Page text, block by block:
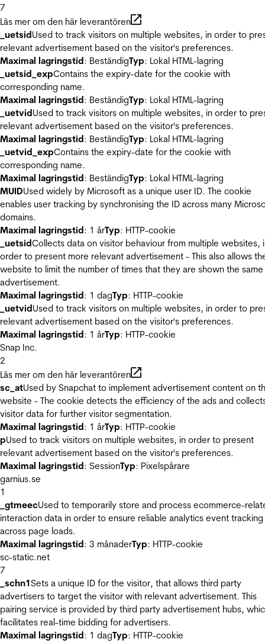
7
Läs mer om den här leverantören
_uetsidUsed to track visitors on multiple websites, in order to
relevant advertisement based on the visitor's preferences.
Maximal lagringstid: BeständigTyp: Lokal HTML-lagring
_uetsid_expContains the expiry-date for the cookie with
corresponding name.
Maximal lagringstid: BeständigTyp: Lokal HTML-lagring
_uetvidUsed to track visitors on multiple websites, in order to
relevant advertisement based on the visitor's preferences.
Maximal lagringstid: BeständigTyp: Lokal HTML-lagring
_uetvid_expContains the expiry-date for the cookie with
corresponding name.
Maximal lagringstid: BeständigTyp: Lokal HTML-lagring
MUIDUsed widely by Microsoft as a unique user ID. The cookie
enables user tracking by synchronising the ID across many
domains.
Maximal lagringstid: 1 årTyp: HTTP-cookie
_uetsidCollects data on visitor behaviour from multiple websites,
order to present more relevant advertisement - This also allows
website to limit the number of times that they are shown the same
advertisement.
Maximal lagringstid: 1 dagTyp: HTTP-cookie
_uetvidUsed to track visitors on multiple websites, in order to
relevant advertisement based on the visitor's preferences.
Maximal lagringstid: 1 årTyp: HTTP-cookie
Snap Inc.
2
Läs mer om den här leverantören
sc_atUsed by Snapchat to implement advertisement content on
website - The cookie detects the efficiency of the ads and
visitor data for further visitor segmentation.
Maximal lagringstid: 1 årTyp: HTTP-cookie
pUsed to track visitors on multiple websites, in order to present
relevant advertisement based on the visitor's preferences.
Maximal lagringstid: SessionTyp: Pixelspårare
garnius.se
1
_gtmeecUsed to temporarily store and process ecommerce-
interaction data in order to ensure reliable analytics event tracking
across page loads.
Maximal lagringstid: 3 månaderTyp: HTTP-cookie
sc-static.net
7
_schn1Sets a unique ID for the visitor, that allows third party
advertisers to target the visitor with relevant advertisement. This
pairing service is provided by third party advertisement hubs,
facilitates real-time bidding for advertisers.
Maximal lagringstid: 1 dagTyp: HTTP-cookie